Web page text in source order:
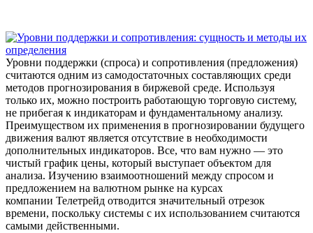
Уровни поддержки (спроса) и сопротивления (предложения)
считаются одним из самодостаточных составляющих среди
методов прогнозирования в биржевой среде. Используя
только их, можно построить работающую торговую систему,
не прибегая к индикаторам и фундаментальному анализу.
Преимуществом их применения в прогнозировании будущего
движения валют является отсутствие в необходимости
дополнительных индикаторов. Все, что вам нужно — это
чистый график цены, который выступает объектом для
анализа. Изучению взаимоотношений между спросом и
предложением на валютном рынке на курсах
компании Телетрейд отводится значительный отрезок
времени, поскольку системы с их использованием считаются
самыми действенными.